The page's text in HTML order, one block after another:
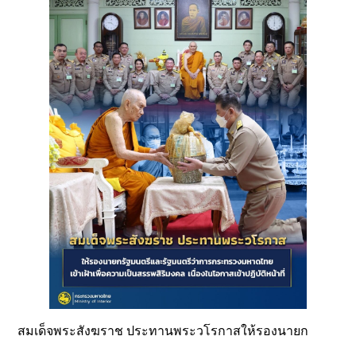
สมเด็จพระสังฆราช ประทานพระวโรกาสให้รองนายก